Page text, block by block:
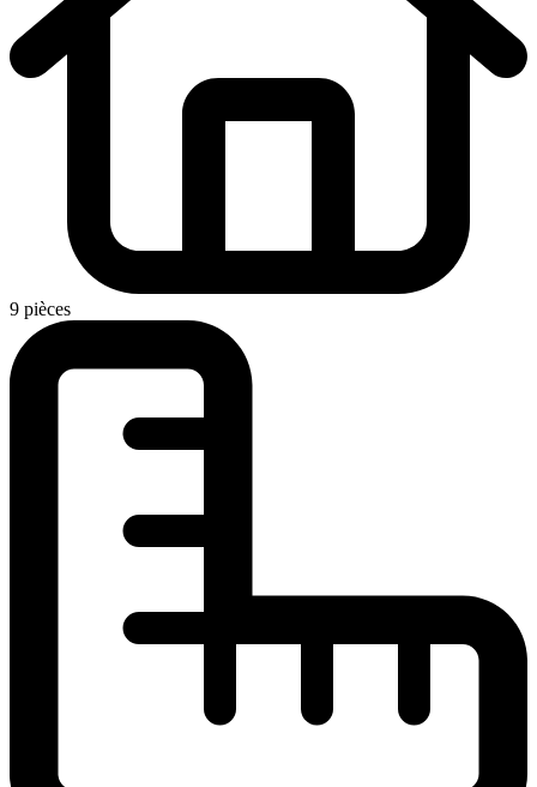
9 pièces